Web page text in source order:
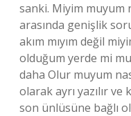
sanki. Miyim muyum
arasında genişlik
akım mıyım değil
olduğum yerde mi
daha Olur muyum
olarak ayrı yazılır
son ünlüsüne bağlı